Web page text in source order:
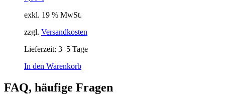
exkl. 19 % MwSt.
zzgl. Versandkosten
Lieferzeit: 3–5 Tage
In den Warenkorb
FAQ, häufige Fragen